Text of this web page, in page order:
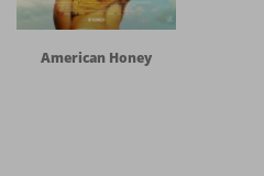
American Honey